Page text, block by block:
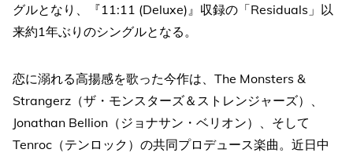
グルとなり、『11:11 (Deluxe)』収録の「Residuals」以
来約1年ぶりのシングルとなる。
恋に溺れる高揚感を歌った今作は、The Monsters &
Strangerz（ザ・モンスターズ＆ストレンジャーズ）、
Jonathan Bellion（ジョナサン・ベリオン）、そして
Tenroc（テンロック）の共同プロデュース楽曲。近日中